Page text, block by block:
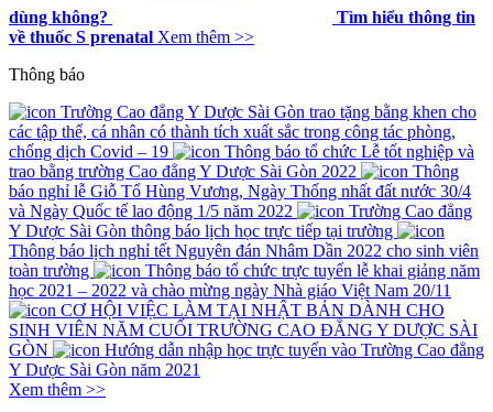
dùng không?
Tìm hiểu thông tin
về thuốc S prenatal Xem thêm >>
Thông báo
Trường Cao đẳng Y Dược Sài Gòn trao tặng bằng khen cho
các tập thể, cá nhân có thành tích xuất sắc trong công tác phòng,
chống dịch Covid – 19
Thông báo tổ chức Lễ tốt nghiệp và
trao bằng trường Cao đẳng Y Dược Sài Gòn 2022
Thông
báo nghỉ lễ Giỗ Tổ Hùng Vương, Ngày Thống nhất đất nước 30/4
và Ngày Quốc tế lao động 1/5 năm 2022
Trường Cao đẳng
Y Dược Sài Gòn thông báo lịch học trực tiếp tại trường
Thông báo lịch nghỉ tết Nguyên đán Nhâm Dần 2022 cho sinh viên
toàn trường
Thông báo tổ chức trực tuyến lễ khai giảng năm
học 2021 – 2022 và chào mừng ngày Nhà giáo Việt Nam 20/11
CƠ HỘI VIỆC LÀM TẠI NHẬT BẢN DÀNH CHO
SINH VIÊN NĂM CUỐI TRƯỜNG CAO ĐẲNG Y DƯỢC SÀI
GÒN
Hướng dẫn nhập học trực tuyến vào Trường Cao đẳng
Y Dược Sài Gòn năm 2021
Xem thêm >>